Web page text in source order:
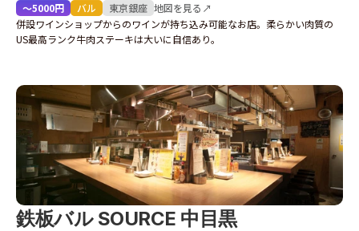
〜5000円 バル 東京銀座 地図を見る↗
併設ワインショップからのワインが持ち込み可能なお店。柔らかい肉質の
US最高ランク牛肉ステーキは大いに自信あり。
鉄板バル SOURCE 中目黒